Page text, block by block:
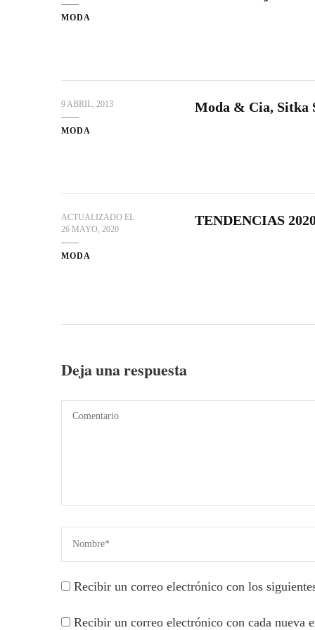
MODA
9 ABRIL, 2013
MODA
Moda & Cia, Sitka
ACTUALIZADO EL
26 MAYO, 2020
MODA
TENDENCIAS
Deja una respuesta
Recibir un correo electrónico con los
Recibir un correo electrónico con cada nueva